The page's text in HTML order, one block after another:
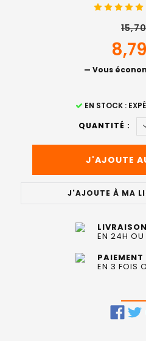
— Vous
EN STOCK :
QUANTITÉ :
J'AJOUTE À MA
EN 24H
PAIEMENT
EN 3 FOIS